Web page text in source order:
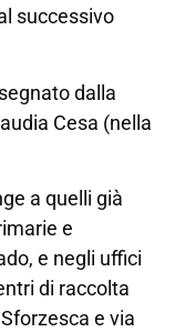
successivo
dalla
Cesa (nella
a quelli già
e
e negli uffici
di raccolta
e via